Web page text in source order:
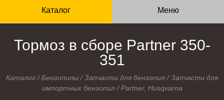
Каталог Меню
Тормоз в сборе Partner 350-
351
Каталог /Бензопилы /Запчасти для бензопил /Запчасти для
импортных бензопил/Partner, Husqvarna